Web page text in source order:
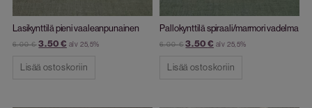
Lasikynttilä pieni vaaleanpunainen
6.00€ 3.50€ alv 25,5%
Lisää ostoskoriin
Pallokynttilä spiraali/marmori vadelma
6.00€ 3.50€ alv 25,5%
Lisää ostoskoriin